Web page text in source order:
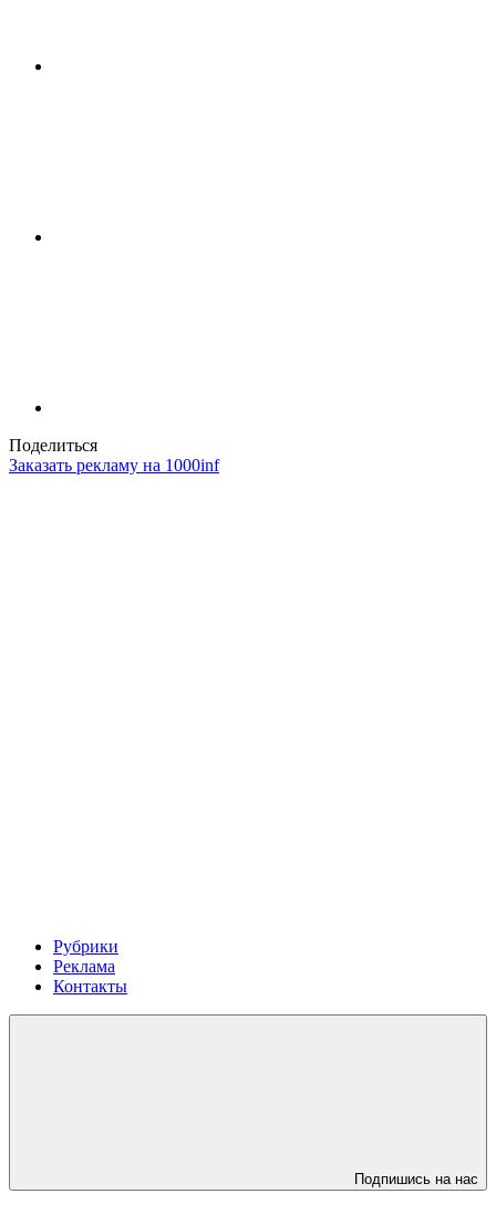
Поделиться
Заказать рекламу на 1000inf
Рубрики
Реклама
Контакты
Подпишись на нас